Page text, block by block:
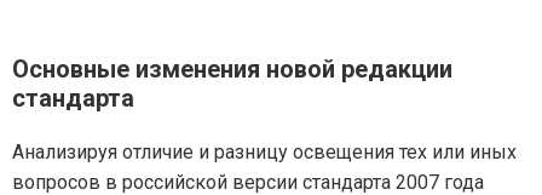
Основные изменения новой редакции
стандарта
Анализируя отличие и разницу освещения тех или иных
вопросов в российской версии стандарта 2007 года